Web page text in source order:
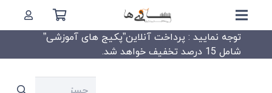
توجه نمایید : پرداخت آنلاین”پکیج های آموزشی”
شامل 15 درصد تخفیف خواهد شد.
جستجو